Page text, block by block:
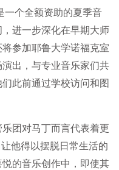
一个全额资助的夏季音
进一步深化在早期大师
参加耶鲁大学诺福克室
出，与专业音乐家们共
此前通过学校访问和图
团对马丁而言代表着更
他得以摆脱日常生活的
的音乐创作中，即使其